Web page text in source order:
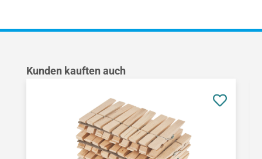
Produktgalerie überspringen
Kunden kauften auch